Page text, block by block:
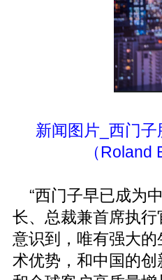
新闻图片_西门
（
“西门子早已成为
长、总裁兼首席执
意识到，唯有强大
术优势，和中国的